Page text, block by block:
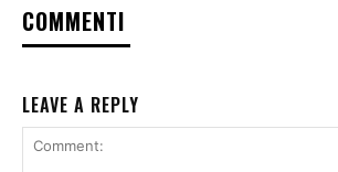
COMMENTI
LEAVE A REPLY